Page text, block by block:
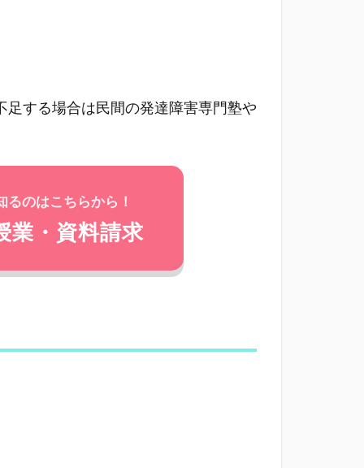
する場合は民間の発達障害専門塾や
るのはこちらから！
業・資料請求